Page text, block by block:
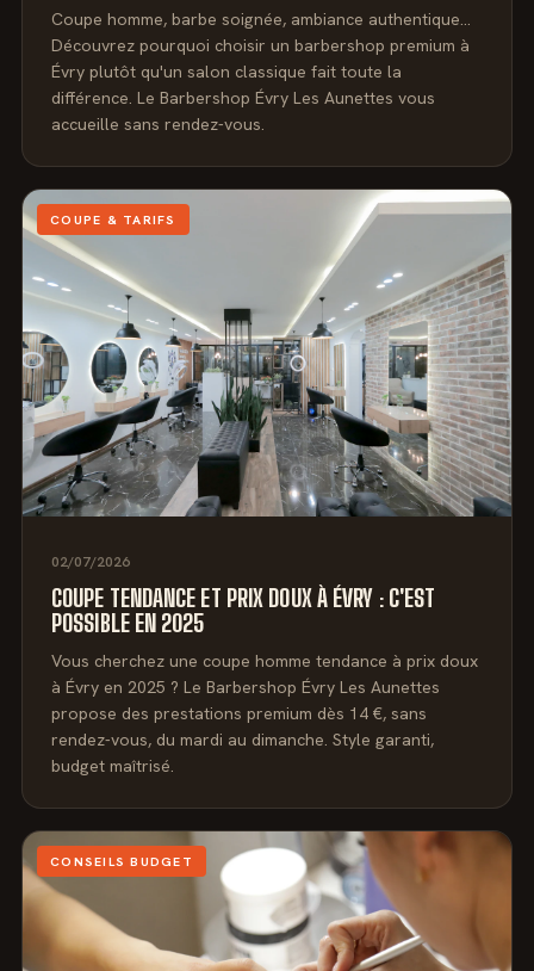
Coupe homme, barbe soignée, ambiance authentique…
Découvrez pourquoi choisir un barbershop premium à
Évry plutôt qu'un salon classique fait toute la
différence. Le Barbershop Évry Les Aunettes vous
accueille sans rendez-vous.
COUPE & TARIFS
02/07/2026
COUPE TENDANCE ET PRIX DOUX À ÉVRY : C'EST
POSSIBLE EN 2025
Vous cherchez une coupe homme tendance à prix doux
à Évry en 2025 ? Le Barbershop Évry Les Aunettes
propose des prestations premium dès 14 €, sans
rendez-vous, du mardi au dimanche. Style garanti,
budget maîtrisé.
CONSEILS BUDGET